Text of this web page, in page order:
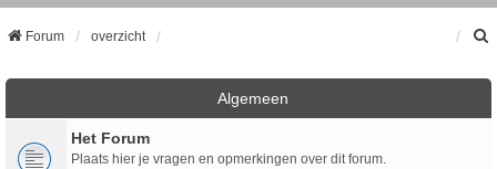
Forum overzicht
Algemeen
Het Forum
Plaats hier je vragen en opmerkingen over dit forum.